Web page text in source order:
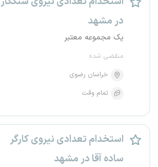
در مشهد
یک مجموعه معتبر
منقضی شده
خراسان رضوی
تمام وقت
استخدام تعدادی نیروی کارگر
ساده آقا در مشهد